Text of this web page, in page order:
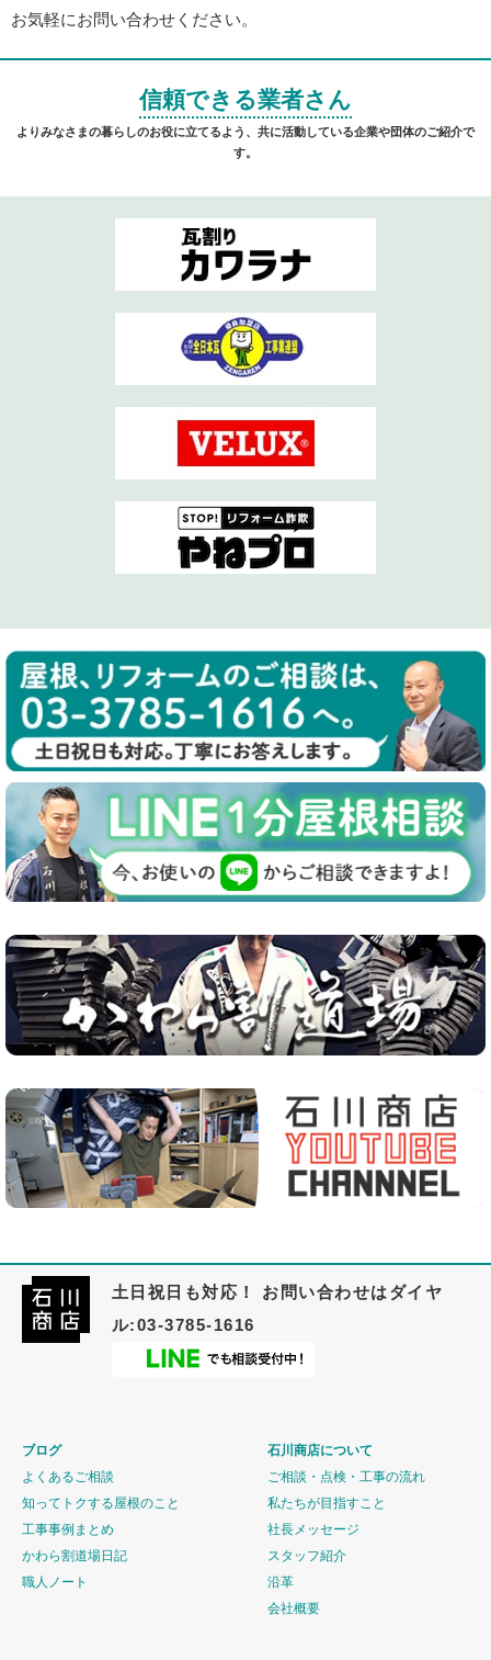
お気軽にお問い合わせください。
信頼できる業者さん
よりみなさまの暮らしのお役に立てるよう、共に活動している企業や団体のご紹介で
す。
土日祝日も対応！ お問い合わせはダイヤ
ル:03-3785-1616
ブログ
よくあるご相談
知ってトクする屋根のこと
工事事例まとめ
かわら割道場日記
職人ノート
石川商店について
ご相談・点検・工事の流れ
私たちが目指すこと
社長メッセージ
スタッフ紹介
沿革
会社概要